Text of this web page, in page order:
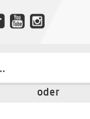
oder